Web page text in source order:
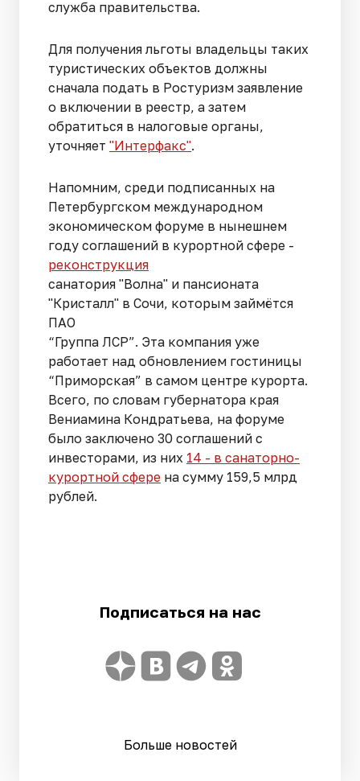
служба правительства.
Для получения льготы владельцы таких
туристических объектов должны
сначала подать в Ростуризм заявление
о включении в реестр, а затем
обратиться в налоговые органы,
уточняет "Интерфакс".
Напомним, среди подписанных на
Петербургском международном
экономическом форуме в нынешнем
году соглашений в курортной сфере -
реконструкция
санатория "Волна" и пансионата
"Кристалл" в Сочи, которым займётся
ПАО
“Группа ЛСР”. Эта компания уже
работает над обновлением гостиницы
“Приморская” в самом центре курорта.
Всего, по словам губернатора края
Вениамина Кондратьева, на форуме
было заключено 30 соглашений с
инвесторами, из них 14 - в санаторно-
курортной сфере на сумму 159,5 млрд
рублей.
Подписаться на нас
Больше новостей